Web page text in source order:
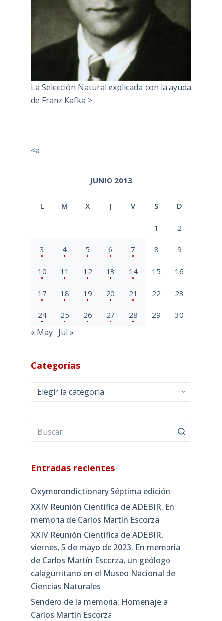
La Selección Natural explicada con la ayuda
de Franz Kafka >
<a
JUNIO 2013
L M X J V S D
1 2
3 4 5 6 7 8 9
10 11 12 13 14 15 16
17 18 19 20 21 22 23
24 25 26 27 28 29 30
« May Jul »
Categorías
Categorías
Entradas recientes
Oxymorondictionary Séptima edición
XXIV Reunión Científica de ADEBIR. En
memoria de Carlos Martín Escorza
XXIV Reunión Científica de ADEBIR,
viernes, 5 de mayo de 2023. En memoria
de Carlos Martín Escorza, un geólogo
calagurritano en el Museo Nacional de
Ciencias Naturales
Sendero de la memoria: Homenaje a
Carlos Martín Escorza